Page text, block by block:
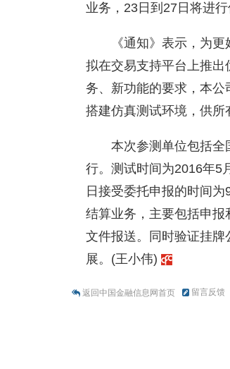
业务，23日到27日将进
《通知》表示，为
拟在交易支持平台上推
务、新功能的要求，本公
搭建仿真测试环境，供所
本次参测单位包括全
行。测试时间为2016年5
日接受委托申报的时间
结算业务，主要包括申报
文件报送。同时验证挂
展。(王小伟)
返回中国金融信息网首页 留言反馈